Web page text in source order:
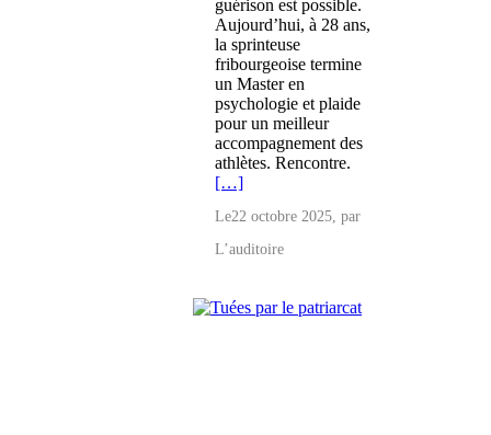
guérison est possible.
Aujourd’hui, à 28 ans,
la sprinteuse
fribourgeoise termine
un Master en
psychologie et plaide
pour un meilleur
accompagnement des
athlètes. Rencontre.
[…]
Le22 octobre 2025 , par
L’auditoire